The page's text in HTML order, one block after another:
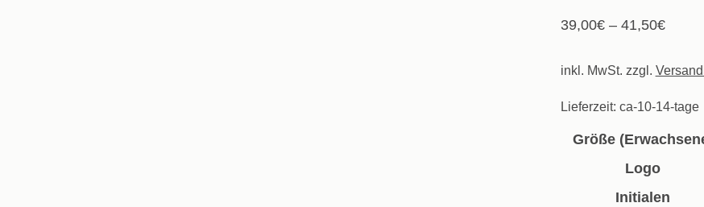
39,00€– 41,50€
inkl. MwSt. zzgl.
Lieferzeit: ca-10-14-tage
Größe
Logo
Initialen